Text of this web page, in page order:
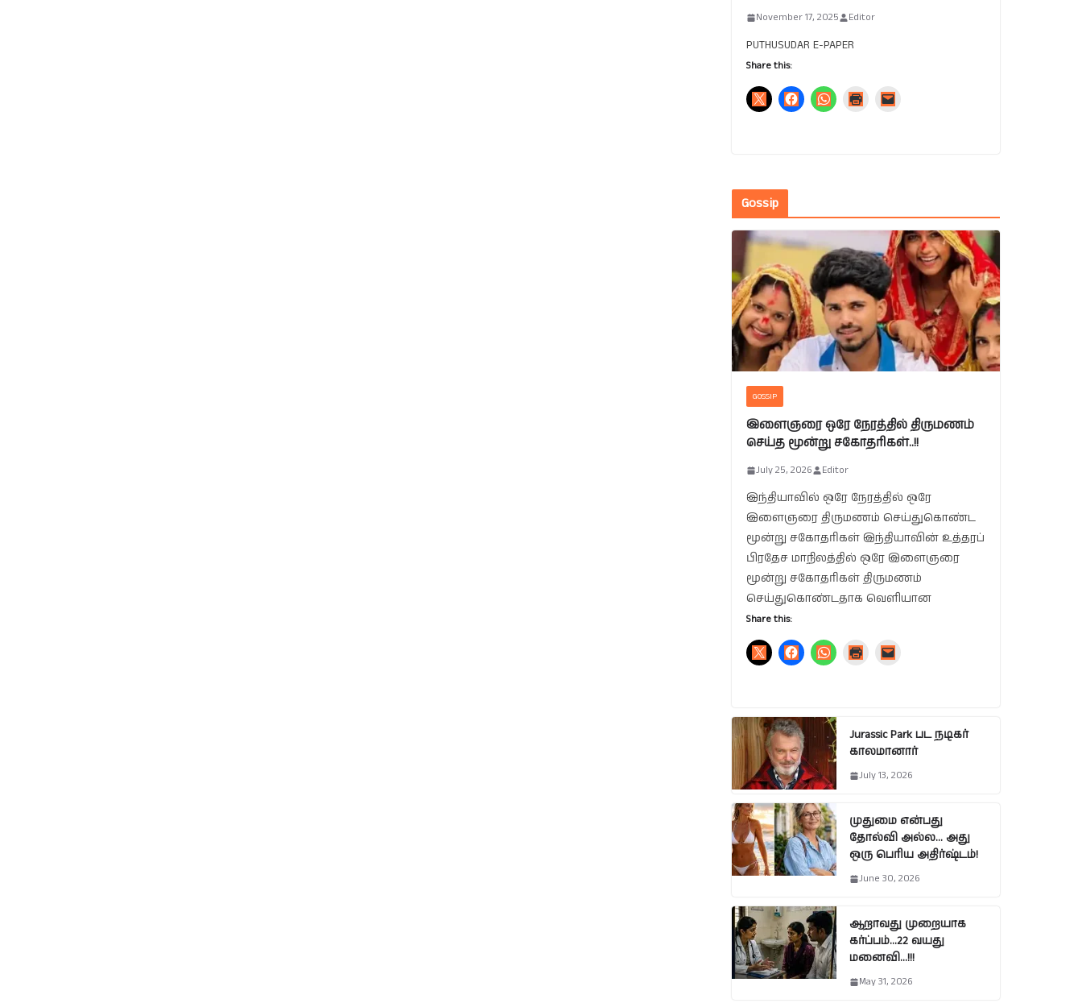
November 17, 2025 Editor
PUTHUSUDAR E-PAPER
Share this:
Gossip
GOSSIP
இளைஞரை ஒரே நேரத்தில் திருமணம்
செய்த மூன்று சகோதரிகள்..!!
July 25, 2026 Editor
இந்தியாவில் ஒரே நேரத்தில் ஒரே
இளைஞரை திருமணம் செய்துகொண்ட
மூன்று சகோதரிகள் இந்தியாவின் உத்தரப்
பிரதேச மாநிலத்தில் ஒரே இளைஞரை
மூன்று சகோதரிகள் திருமணம்
செய்துகொண்டதாக வெளியான
Share this:
Jurassic Park பட நடிகர்
காலமானார்
July 13, 2026
முதுமை என்பது
தோல்வி அல்ல… அது
ஒரு பெரிய அதிர்ஷ்டம்!
June 30, 2026
ஆறாவது முறையாக
கர்ப்பம்…22 வயது
மனைவி…!!!
May 31, 2026